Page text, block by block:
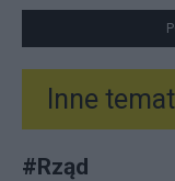
Inne
#Rząd